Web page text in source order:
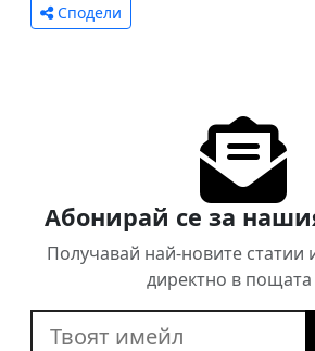
Сподели
Абонирай се за
Получавай най-новите статии
директно в пощата